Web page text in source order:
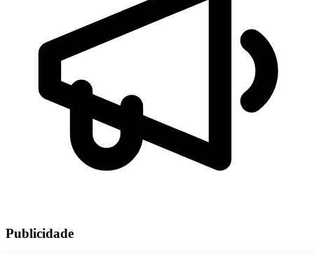
Publicidade